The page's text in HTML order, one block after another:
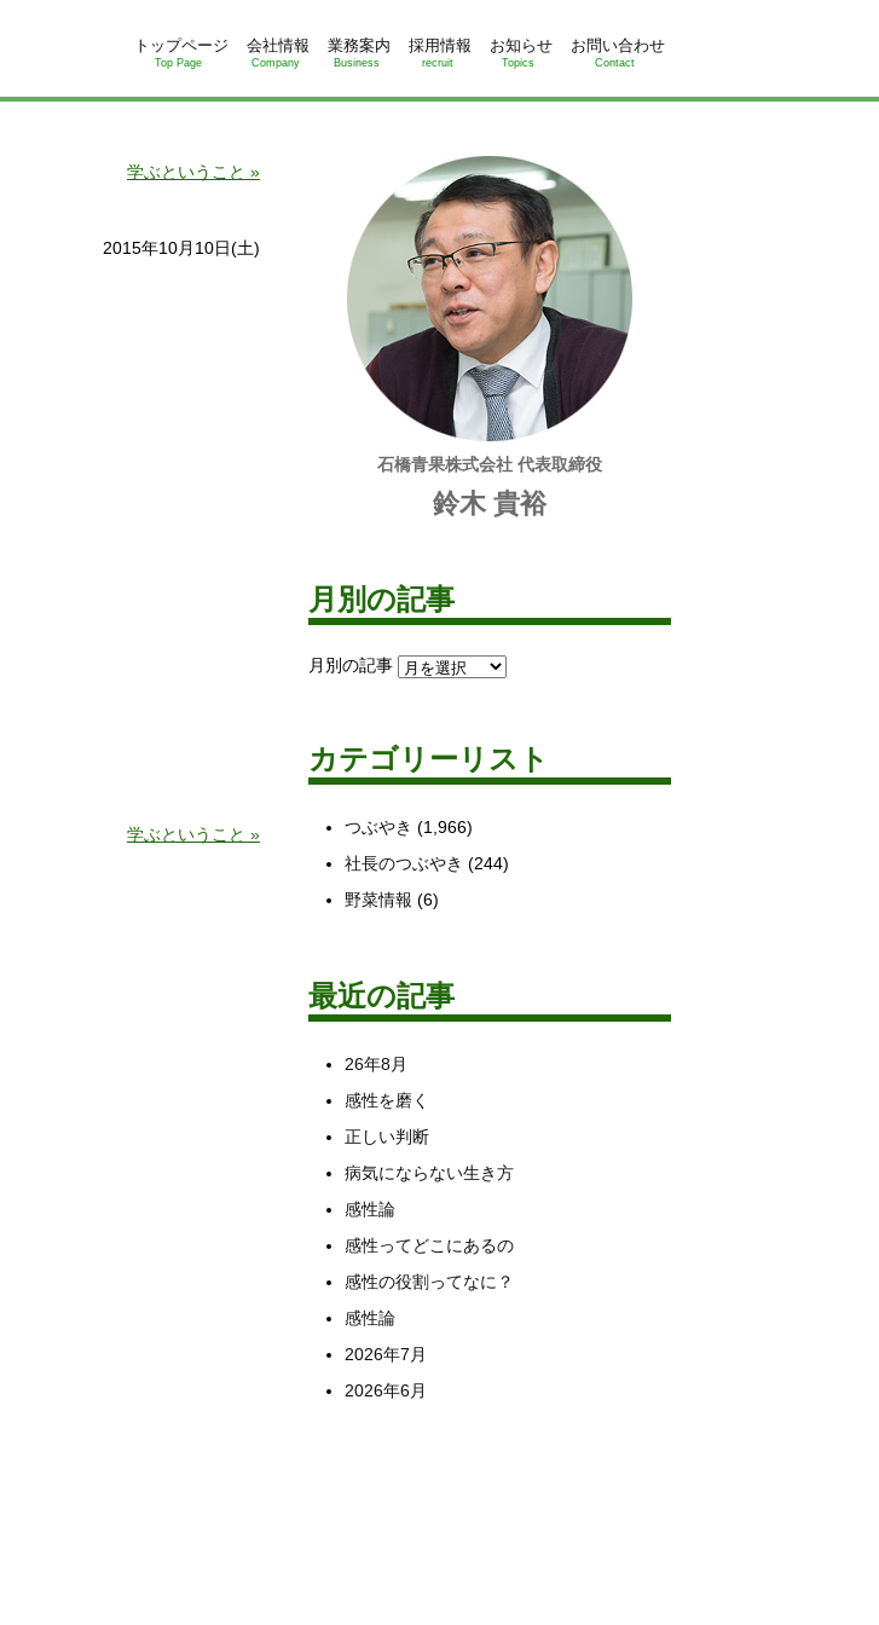
トップページ
Top Page
会社情報
Company
業務案内
Business
採用情報
recruit
お知らせ
Topics
お問い合わせ
Contact
学ぶということ »
2015年10月10日(土)
学ぶということ »
石橋青果株式会社 代表取締役
鈴木 貴裕
月別の記事
月別の記事
カテゴリーリスト
つぶやき (1,966)
社長のつぶやき (244)
野菜情報 (6)
最近の記事
26年8月
感性を磨く
正しい判断
病気にならない生き方
感性論
感性ってどこにあるの
感性の役割ってなに？
感性論
2026年7月
2026年6月